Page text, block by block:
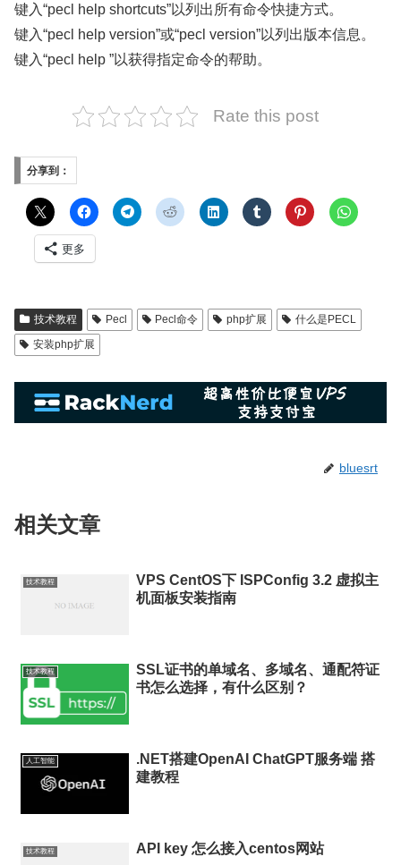
键入“pecl help shortcuts”以列出所有命令快捷方式。
键入“pecl help version”或“pecl version”以列出版本信息。
键入“pecl help ”以获得指定命令的帮助。
Rate this post
分享到：
更多
技术教程 Pecl Pecl命令 php扩展
什么是PECL
安装php扩展
bluesrt
相关文章
技术教程
VPS CentOS下 ISPConfig 3.2 虚拟主
机面板安装指南
技术教程
SSL证书的单域名、多域名、通配符证
书怎么选择，有什么区别？
人工智能
.NET搭建OpenAI ChatGPT服务端 搭
建教程
技术教程 API key 怎么接入centos网站